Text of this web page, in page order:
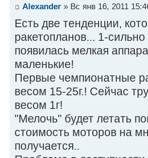
Alexander » Вс янв 16, 2011
Есть две тенденции,
ракетопланов... 1-
появилась мелкая
маленькие!
Первые чемпионатные
весом 15-25г.! Сейчас
весом 1г!
"Мелочь" будет летать
стоимость моторов на
получается..